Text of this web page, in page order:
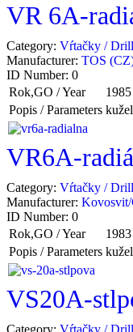
VR 6A-
Category: Vŕtačky /
Manufacturer: TOS
ID Number: 0
Rok,GO / Year
1985
Popis / Parameters
VR6A-
Category: Vŕtačky /
Manufacturer:
ID Number: 0
Rok,GO / Year
1983
Popis / Parameters
VS20A-
Category: Vŕtačky /